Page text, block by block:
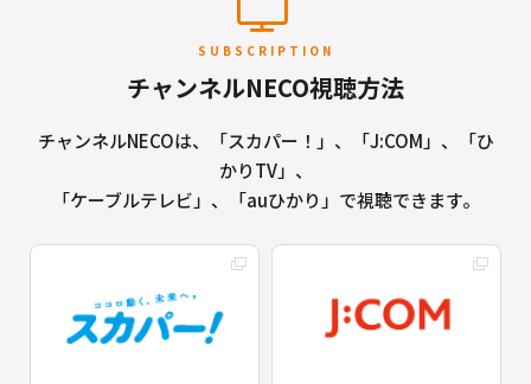
SUBSCRIPTION
チャンネルNECO視聴方法
チャンネルNECOは、「スカパー！」、「J:COM」、「ひ
かりTV」、
「ケーブルテレビ」、「auひかり」で視聴できます。